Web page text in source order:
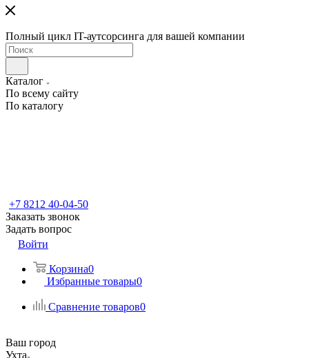
Полный цикл IT-аутсорсинга для вашей компании
Каталог
По всему сайту
По каталогу
+7 8212 40-04-50
Заказать звонок
Задать вопрос
Войти
Корзина0
Избранные товары0
Сравнение товаров0
Ваш город
Ухта